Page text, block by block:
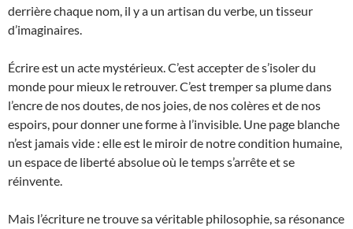
derrière chaque nom, il y a un artisan du verbe, un tisseur
d’imaginaires.
Écrire est un acte mystérieux. C’est accepter de s’isoler du
monde pour mieux le retrouver. C’est tremper sa plume dans
l’encre de nos doutes, de nos joies, de nos colères et de nos
espoirs, pour donner une forme à l’invisible. Une page blanche
n’est jamais vide : elle est le miroir de notre condition humaine,
un espace de liberté absolue où le temps s’arrête et se
réinvente.
Mais l’écriture ne trouve sa véritable philosophie, sa résonance